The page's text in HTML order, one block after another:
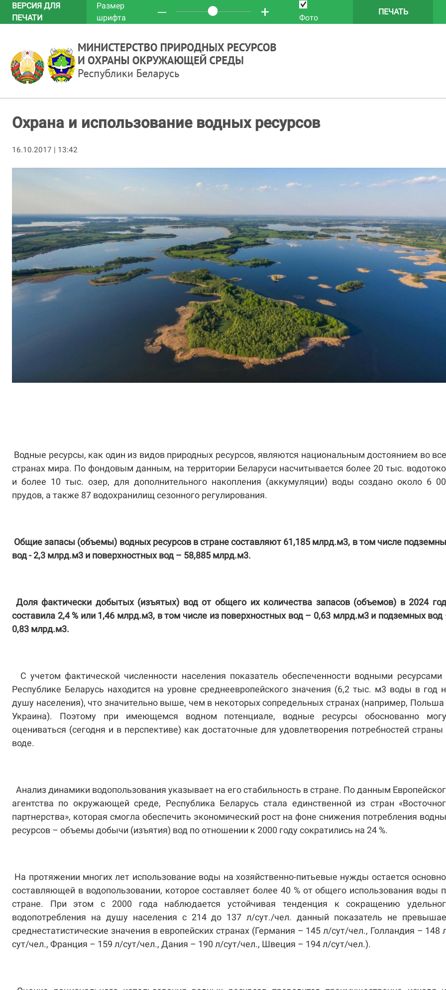
ВЕРСИЯ ДЛЯ
ПЕЧАТИ
Размер
шрифта
─ + Фото
ПЕЧАТЬ
Охрана и использование водных ресурсов
16.10.2017 | 13:42
Водные ресурсы, как один из видов природных ресурсов, являются национальным достоянием во
странах мира. По фондовым данным, на территории Беларуси насчитывается более 20 тыс.
и более 10 тыс. озер, для дополнительного накопления (аккумуляции) воды создано около 6
прудов, а также 87 водохранилищ сезонного регулирования.
Общие запасы (объемы) водных ресурсов в стране составляют 61,185 млрд.м3, в том числе
вод - 2,3 млрд.м3 и поверхностных вод – 58,885 млрд.м3.
Доля фактически добытых (изъятых) вод от общего их количества запасов (объемов) в 2024
составила 2,4 % или 1,46 млрд.м3, в том числе из поверхностных вод – 0,63 млрд.м3 и подземных вод
0,83 млрд.м3.
С учетом фактической численности населения показатель обеспеченности водными ресурсами
Республике Беларусь находится на уровне среднеевропейского значения (6,2 тыс. м3 воды в год
душу населения), что значительно выше, чем в некоторых сопредельных странах (например, Польша
Украина). Поэтому при имеющемся водном потенциале, водные ресурсы обоснованно
оцениваться (сегодня и в перспективе) как достаточные для удовлетворения потребностей страны
воде.
Анализ динамики водопользования указывает на его стабильность в стране. По данным
агентства по окружающей среде, Республика Беларусь стала единственной из стран
партнерства», которая смогла обеспечить экономический рост на фоне снижения потребления
ресурсов – объемы добычи (изъятия) вод по отношении к 2000 году сократились на 24 %.
На протяжении многих лет использование воды на хозяйственно-питьевые нужды остается
составляющей в водопользовании, которое составляет более 40 % от общего использования воды
стране. При этом с 2000 года наблюдается устойчивая тенденция к сокращению
водопотребления на душу населения с 214 до 137 л/сут./чел. данный показатель не
среднестатистические значения в европейских странах (Германия – 145 л/сут/чел., Голландия – 148
сут/чел., Франция – 159 л/сут/чел., Дания – 190 л/сут/чел., Швеция – 194 л/сут/чел.).